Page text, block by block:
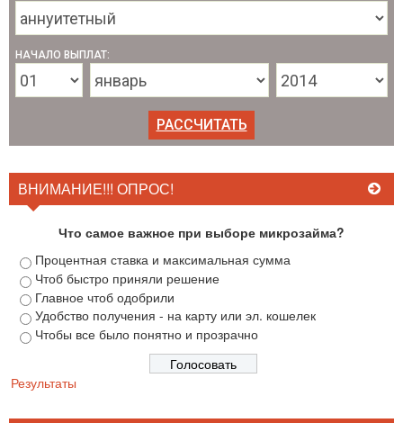
НАЧАЛО ВЫПЛАТ:
ВНИМАНИЕ!!! ОПРОС!
Что самое важное при выборе микрозайма?
Процентная ставка и максимальная сумма
Чтоб быстро приняли решение
Главное чтоб одобрили
Удобство получения - на карту или эл. кошелек
Чтобы все было понятно и прозрачно
Результаты